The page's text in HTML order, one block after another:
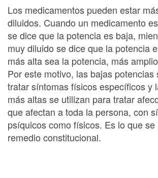
Los medicamentos pueden estar
diluidos. Cuando un medicamento
se dice que la potencia es baja,
muy diluido se dice que la potencia
más alta sea la potencia, más
Por este motivo, las bajas potencias
tratar síntomas físicos específicos y
más altas se utilizan para tratar
que afectan a toda la persona, con
psíquicos como físicos. Es lo que se
remedio constitucional.